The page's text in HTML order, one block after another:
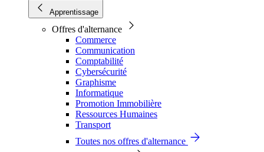
Apprentissage
Offres d'alternance
Commerce
Communication
Comptabilité
Cybersécurité
Graphisme
Informatique
Promotion Immobilière
Ressources Humaines
Transport
Toutes nos offres d'alternance